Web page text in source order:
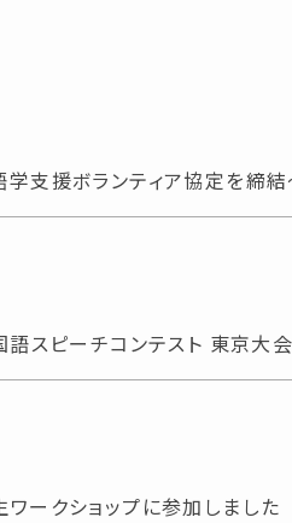
支援ボランティア協定を締
スピーチコンテスト 東京大
ークショップに参加しました